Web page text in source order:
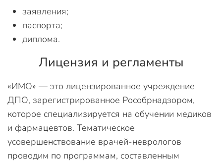
заявления;
паспорта;
диплома.
Лицензия и регламенты
«ИМО» — это лицензированное учреждение
ДПО, зарегистрированное Рособрнадзором,
которое специализируется на обучении медиков
и фармацевтов. Тематическое
усовершенствование врачей-неврологов
проводим по программам, составленным